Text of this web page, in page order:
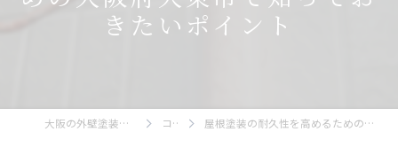
きたいポイント
大阪の外壁塗装ならエンタープライズ コラム 屋根塗装の耐久性を高めるための大阪府大東市で知っておきたいポイント